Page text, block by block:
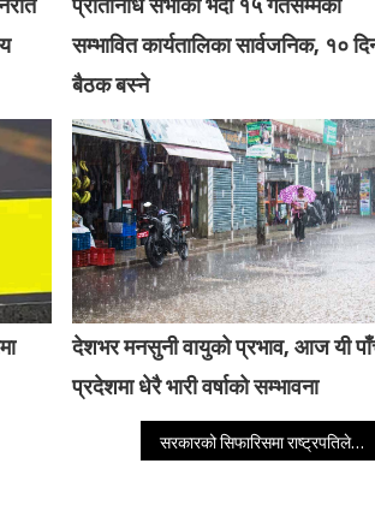
सम्भावित कार्यतालिका सार्वजनिक, १०
बैठक बस्ने
देशभर मनसुनी वायुको प्रभाव, आज यी
प्रदेशमा धेरै भारी वर्षाको सम्भावना
सरकारको सिफारिसमा राष्ट्रपतिले गरे संसद् अधिवेशन स्थगित